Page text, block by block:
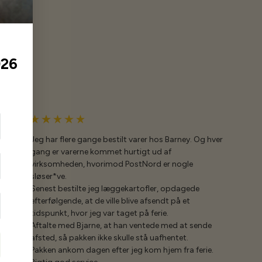
Jeg har flere gange bestilt varer hos Barney. Og hver
gang er varerne kommet hurtigt ud af
virksomheden, hvorimod PostNord er nogle
sløser*ve.
Senest bestilte jeg læggekartofler, opdagede
efterfølgende, at de ville blive afsendt på et
tidspunkt, hvor jeg var taget på ferie.
Aftalte med Bjarne, at han ventede med at sende
afsted, så pakken ikke skulle stå uafhentet.
Pakken ankom dagen efter jeg kom hjem fra ferie.